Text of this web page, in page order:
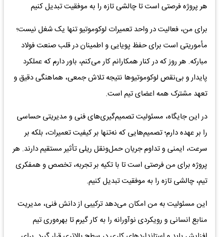
هر پروژه فرصتی است تا چالشی تازه را به موفقیت تبدیل کنیم
برای من، فعالیت در واحد تعمیرات لوکوموتیو تنها یک شغل نیست؛
مأموریتی است برای حفظ پویایی و اطمینان در قلب صنعت فولاد
مبارکه. هر روز که در کنار همکارانم کار می‌کنم، باور دارم که عملکرد
پایدار و بی‌نقص لوکوموتیوها نتیجه تلاش جمعی، هماهنگی دقیق و
تعهد مشترک همه اعضای تیم است.
در این جایگاه، مسئولیت تصمیم‌گیری‌های فنی و مدیریتی حساسی
را بر عهده دارم؛ تصمیم‌هایی که نه‌تنها بر کیفیت تعمیرات، بلکه بر
سرعت، ایمنی و تداوم جریان حمل‌ونقل ریلی تأثیر مستقیم دارند. هر
پروژه برای من فرصتی است تا با تکیه بر تجربه، تخصص و همفکری
تیم، چالشی تازه را به موفقیت تبدیل کنیم.
این مسئولیت به من امکان می‌دهد ترکیبی از دانش فنی، مدیریت
منابع انسانی و رویکردی نوآورانه را به کار گیرم تا بهره‌وری تیم